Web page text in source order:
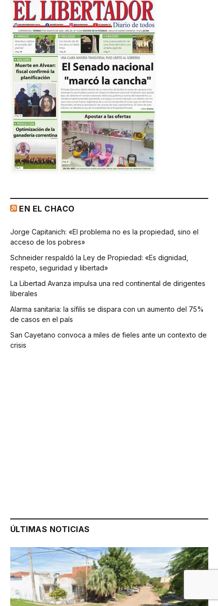
EN EL CHACO
Jorge Capitanich: «El problema no es la propiedad, sino el
acceso de los pobres»
Schneider respaldó la Ley de Propiedad: «Es dignidad,
respeto, seguridad y libertad»
La Libertad Avanza impulsa una red continental de dirigentes
liberales
Alarma sanitaria: la sífilis se dispara con un aumento del 75%
de casos en el país
San Cayetano convoca a miles de fieles ante un contexto de
crisis
ÚLTIMAS NOTICIAS